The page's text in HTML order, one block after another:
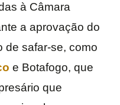
à Câmara
a aprovação do
de safar-se, como
e Botafogo, que
que